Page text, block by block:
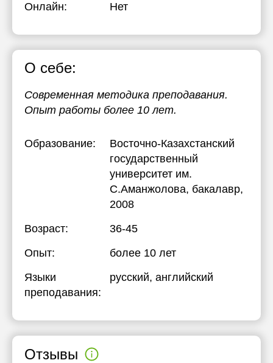
Онлайн:
Нет
О себе:
Современная методика преподавания.
Опыт работы более 10 лет.
Образование:
Восточно-Казахстанский
государственный
университет им.
С.Аманжолова, бакалавр,
2008
Возраст:
36-45
Опыт:
более 10 лет
Языки
преподавания:
русский, английский
Отзывы